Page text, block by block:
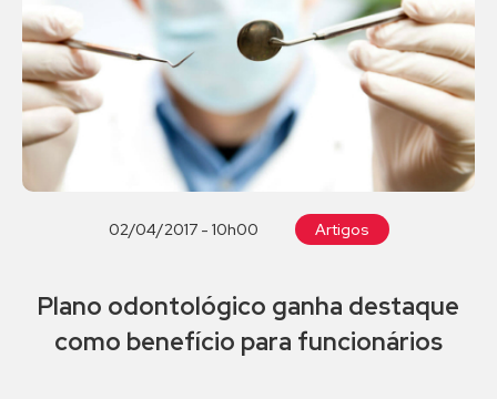
02/04/2017 - 10h00 Artigos
Plano odontológico ganha destaque
como benefício para funcionários